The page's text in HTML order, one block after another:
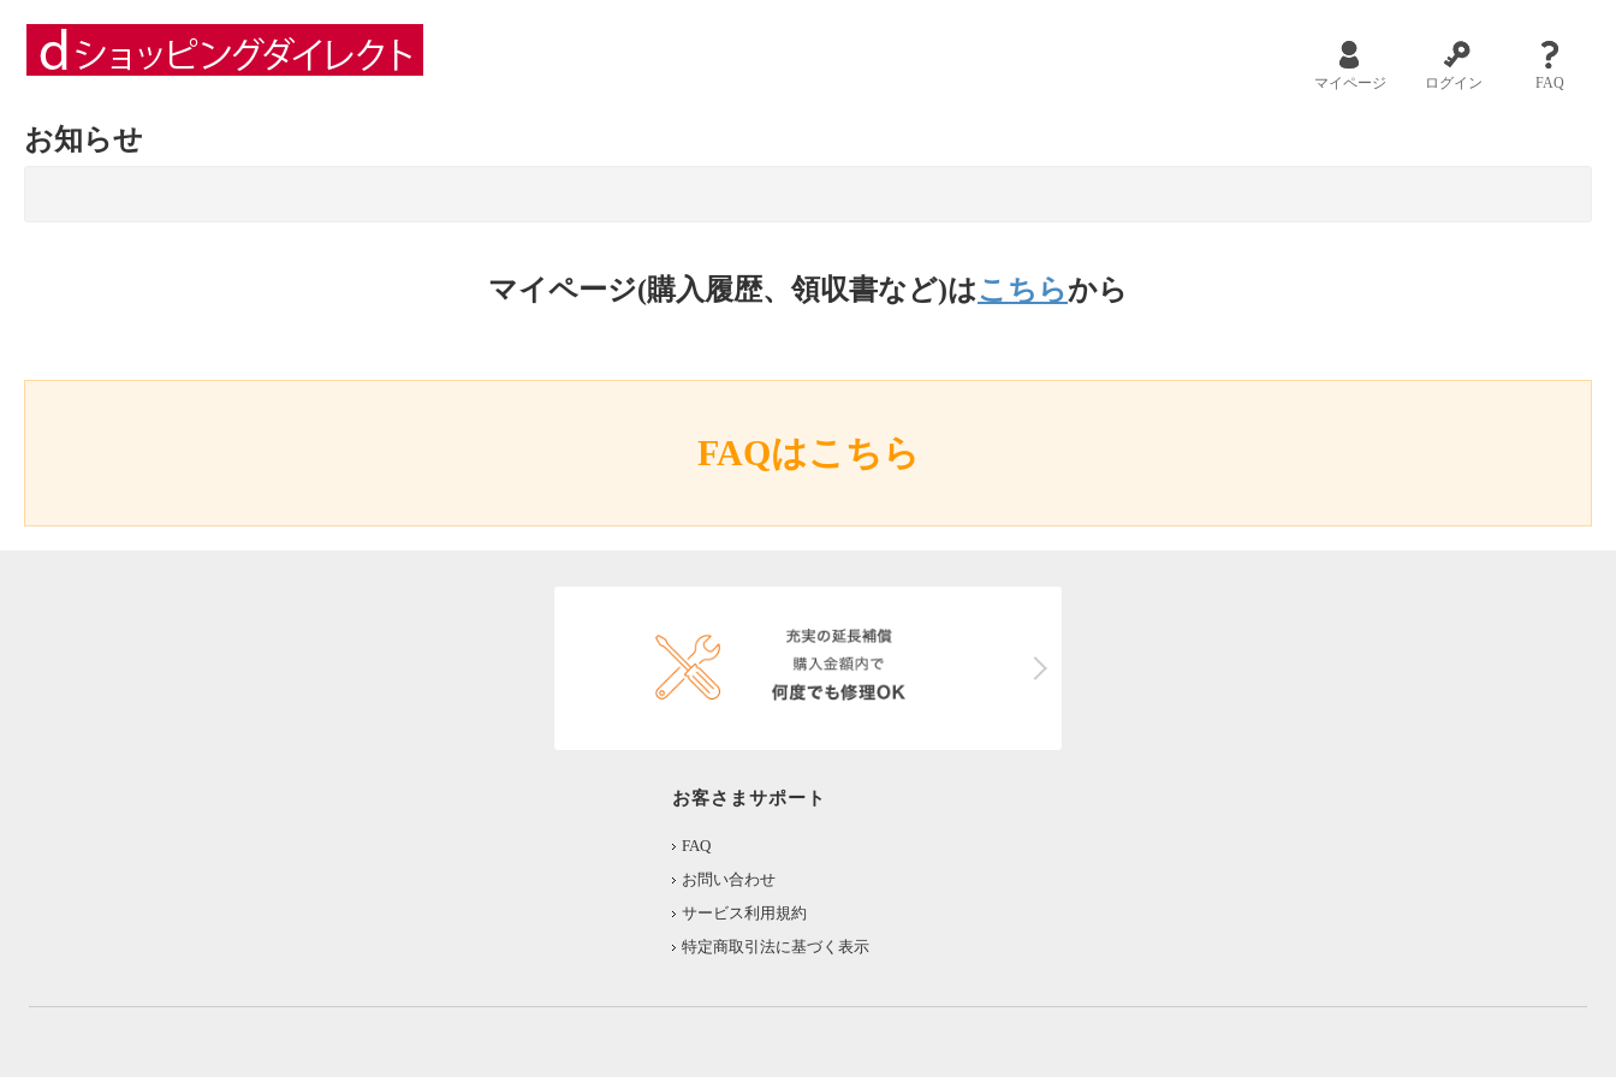
マイページ ログイン FAQ
お知らせ
マイページ(購入履歴、領収書など)はこちらから
FAQはこちら
お客さまサポート
FAQ
お問い合わせ
サービス利用規約
特定商取引法に基づく表示